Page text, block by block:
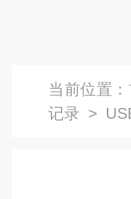
当前位置：
记录 >